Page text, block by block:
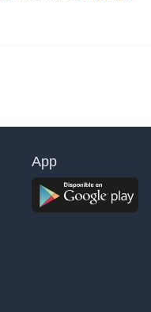
App